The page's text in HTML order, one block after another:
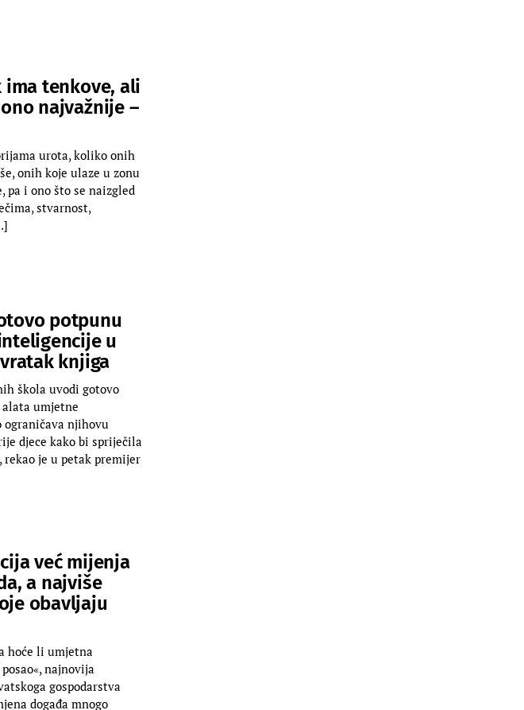
ima tenkove, ali
najvažnije –
urota, koliko onih
onih koje ulaze u zonu
pa i ono što se naizgled
stvarnost,
potpunu
u
knjiga
škola uvodi gotovo
umjetne
njihovu
djece kako bi spriječila
je u petak premijer
već mijenja
a najviše
obavljaju
hoće li umjetna
najnovija
gospodarstva
događa mnogo